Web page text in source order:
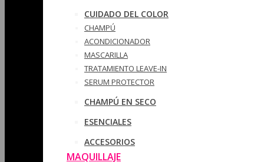
CUIDADO DEL COLOR
CHAMPÚ
ACONDICIONADOR
MASCARILLA
TRATAMIENTO LEAVE-IN
SERUM PROTECTOR
CHAMPÚ EN SECO
ESENCIALES
ACCESORIOS
MAQUILLAJE